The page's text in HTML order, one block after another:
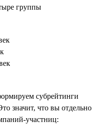
группы
субрейтинги
значит, что вы отдельно
участниц: